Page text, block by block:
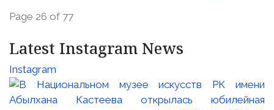
Page 26 of 77
Latest Instagram News
Instagram